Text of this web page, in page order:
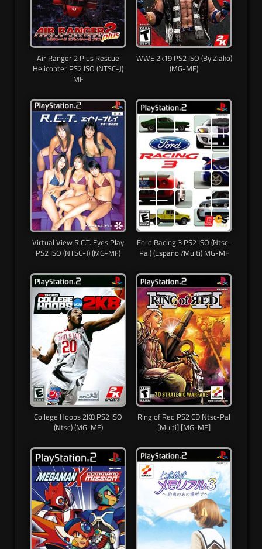
Air Ranger 2 Plus Rescue
Helicopter PS2 ISO (NTSC-J)
MF
WWE 2k19 PS2 ISO (By Ziako)
(MG-MF)
Virtual View R.C.T. Eyes Play
PS2 ISO (NTSC-J) (MG-MF)
Ford Racing 3 PS2 ISO (Ntsc-
Pal) (Español/Multi) MG-MF
College Hoops 2K8 PS2 ISO
(Ntsc) (MG-MF)
Ring of Red PS2 CD Ntsc-Pal
[Multi] [MG-MF]